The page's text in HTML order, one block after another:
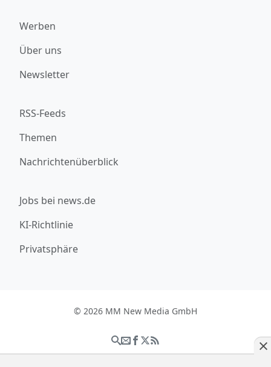
Werben
Über uns
Newsletter
RSS-Feeds
Themen
Nachrichtenüberblick
Jobs bei news.de
KI-Richtlinie
Privatsphäre
© 2026 MM New Media GmbH